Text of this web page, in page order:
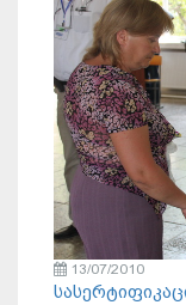
13/07/2010